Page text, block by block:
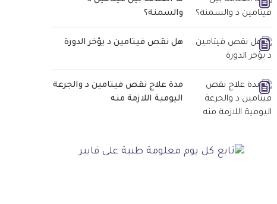
والسمنة؟
هل نقص فيتامين د يؤخر الدورة
مدة علاج نقص فيتامين د والجرعة
اليومية اللازمة منه